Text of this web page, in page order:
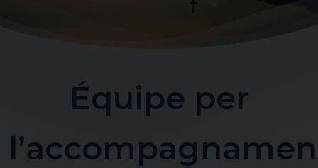
Équipe per